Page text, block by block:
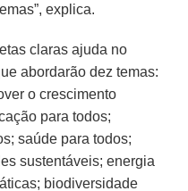
explica.
claras ajuda no
abordarão dez temas:
o crescimento
para todos;
saúde para todos;
sustentáveis; energia
biodiversidade